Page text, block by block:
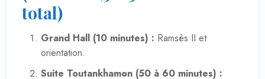
total)
Grand Hall (10 minutes) : Ramsès II et
orientation.
Suite Toutankhamon (50 à 60 minutes) :